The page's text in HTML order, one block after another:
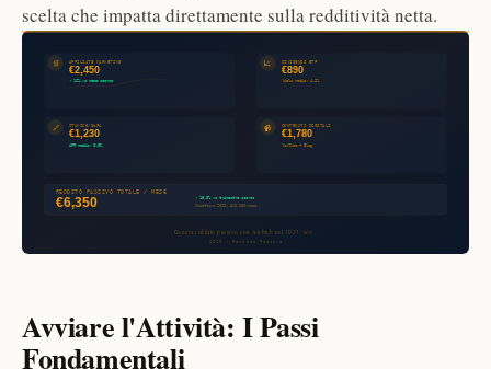
scelta che impatta direttamente sulla redditività netta.
Avviare l'Attività: I Passi
Fondamentali